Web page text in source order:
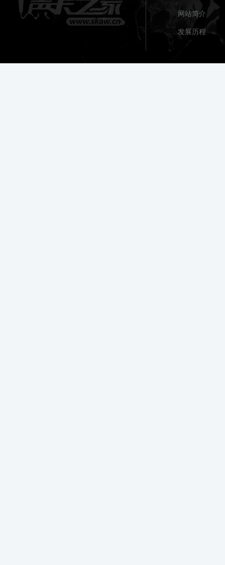
网站简介
发展历程